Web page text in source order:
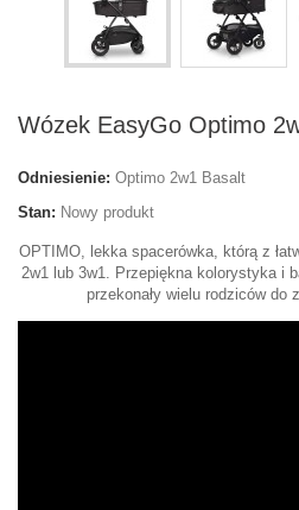
Wózek EasyGo Optimo
Odniesienie: Optimo 2w1 Basalt
Stan: Nowy produkt
OPTIMO, lekka spacerówka, którą z
2w1 lub 3w1. Przepiękna kolorystyka i
przekonały wielu rodziców do